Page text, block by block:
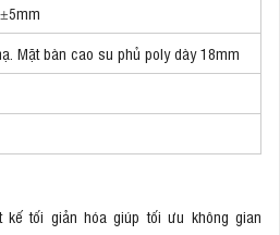
Mặt bàn cao su phủ poly dày 18mm
kế tối giản hóa giúp tối ưu không gian